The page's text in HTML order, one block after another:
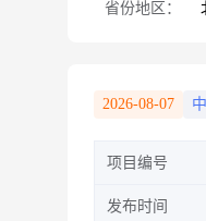
省份地区：
2026-08-07
项目编号
发布时间